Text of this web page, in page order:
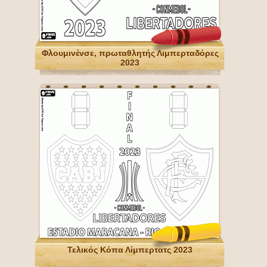
Φλουμινένσε, πρωταθλητής Λιμπερταδόρες
2023
Τελικός Κόπα Λίμπερτατς 2023